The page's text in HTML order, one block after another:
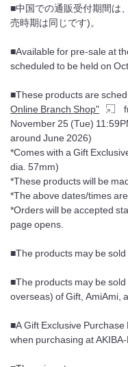
■中国での通販受付期間は
売時期は同じです)。
■Available for pre-sale at
scheduled to be held on
■These products are
Online Branch Shop"
November 25 (Tue)
around June 2026)
*Comes with a Gift
dia. 57mm)
*These products will be
*The above dates/times
*Orders will be accepted
page opens.
■The products may be
■The products may be
overseas) of Gift, AmiAmi,
■A Gift Exclusive
when purchasing at